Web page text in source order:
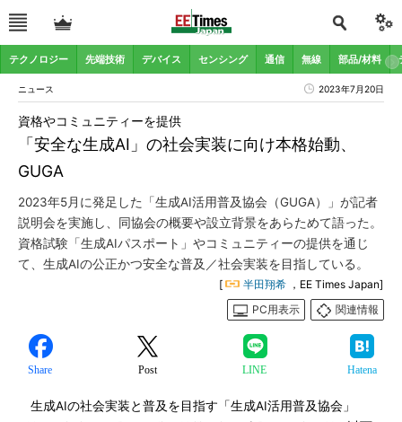
テクノロジー 先端技術 デバイス センシング 通信 無線 部品/材料
ニュース 2023年7月20日
「安全な生成AI」の社会実装に向け本格始動、
GUGA
資格やコミュニティーを提供
2023年5月に発足した「生成AI活用普及協会（GUGA）」が記者
説明会を実施し、同協会の概要や設立背景をあらためて語った。
資格試験「生成AIパスポート」やコミュニティーの提供を通じ
て、生成AIの公正かつ安全な普及／社会実装を目指している。
[ 半田翔希 ，EE Times Japan]
PC用表示
関連情報
Share Post LINE Hatena
生成AIの社会実装と普及を目指す「生成AI活用普及協会」